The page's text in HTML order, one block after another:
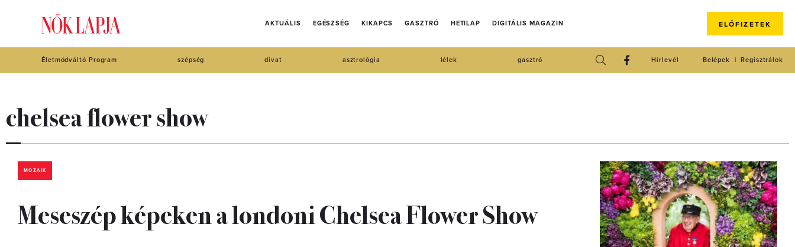
AKTUÁLIS EGÉSZSÉG KIKAPCS GASZTRÓ HETILAP DIGITÁLIS MAGAZIN ELŐFIZETEK
Életmódváltó Program szépség divat asztrológia lélek gasztró Regisztrálok
Belépek
Hírlevél
chelsea flower show
MOZAIK
Meseszép képeken a londoni Chelsea Flower Show